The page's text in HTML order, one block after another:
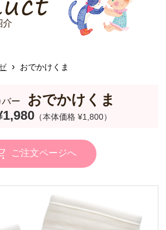
介
› おでかけくま
ー おでかけくま
（本体価格 ¥1,800）
ご注文ページへ